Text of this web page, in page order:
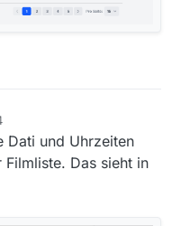
Dati und Uhrzeiten
Das sieht in